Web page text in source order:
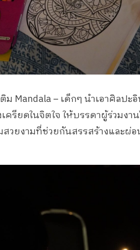
Mandala – เด็กๆ นำเอาศิลปะ
รียดในจิตใจ ให้บรรดาผู้ร่วมงา
วยงามที่ช่วยกันสรรสร้างและผ่